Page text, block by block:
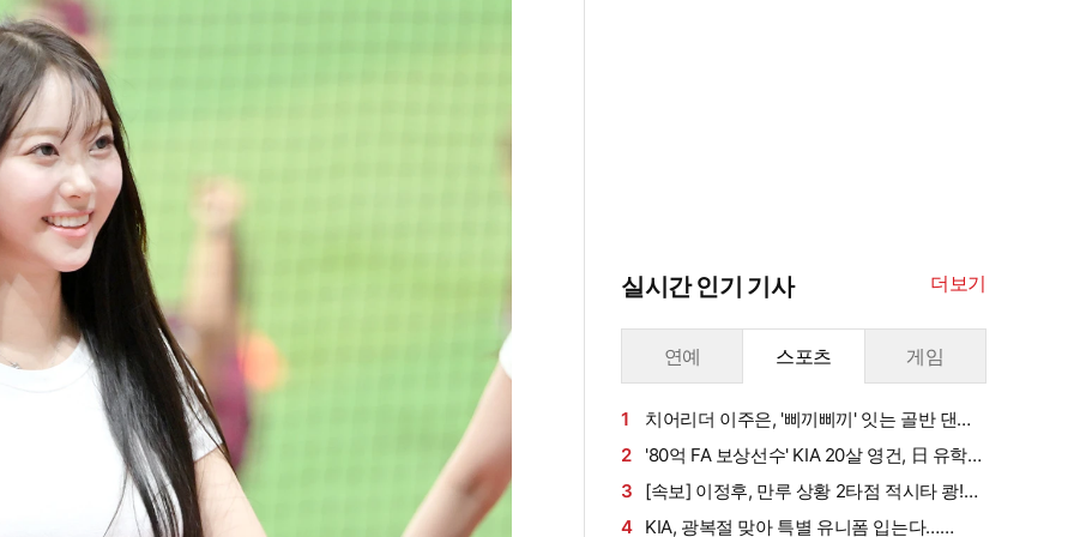
실시간 인기 기사 더보기
연예 스포츠 게임
1
치어리더 이주은, '삐끼삐끼' 잇는 골반 댄
스…섹시미 치사량
2
'80억 FA 보상선수' KIA 20살 영건, 日 유학이
전환점 될까…"심리적으로 편해졌다"
3
[속보] 이정후, 만루 상황 2타점 적시타 쾅!…
볼넷→안타로 '펄펄', 6G 연속 안타 생산
4 KIA, 광복절 맞아 특별 유니폼 입는다…